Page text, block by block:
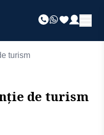
turism
de turism